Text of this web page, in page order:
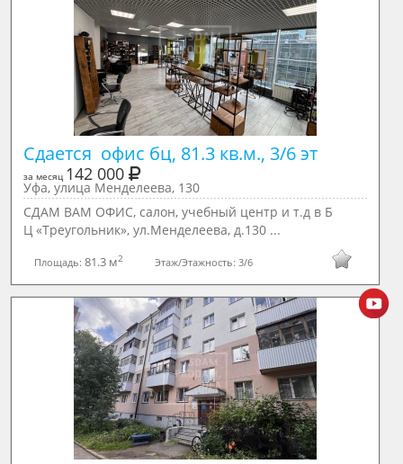
Сдается  офис бц, 81.3 кв.м., 3/6 эт
за месяц 142 000
Уфа, улица Менделеева, 130
СДАМ ВАМ ОФИС, салон, учебный центр и т.д в Б
Ц «Треугольник», ул.Менделеева, д.130 ...
Площадь:81.3 м2 Этаж/Этажность: 3/6